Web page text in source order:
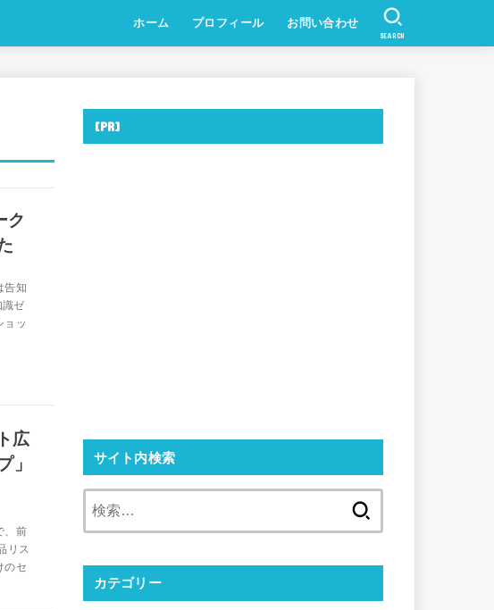
ホーム プロフィール お問い合わせ
SEARCH
ク
告知
識ゼ
ョッ
広
」
、前
リス
のセ
[PR]
サイト内検索
カテゴリー